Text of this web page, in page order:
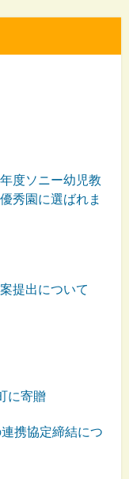
度ソニー幼児教
秀園に選ばれま
提出について
に寄贈
携協定締結につ